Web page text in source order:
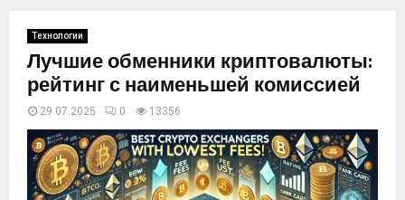
Технологии
Лучшие обменники криптовалюты:
рейтинг с наименьшей комиссией
29.07.2025 0 13356